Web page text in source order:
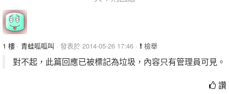
1 樓 · 青蛙呱呱叫 · 發表於 2014-05-26 17:46 · 檢舉
對不起，此篇回應已被標記為垃圾，內容只有管理員可見。
讚